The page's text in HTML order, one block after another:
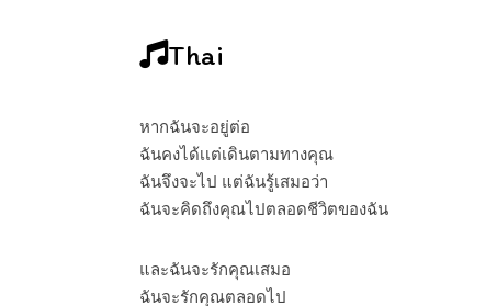
Thai
หากฉันจะอยู่ต่อ
ฉันคงได้เเต่เดินตามทางคุณ
ฉันจึงจะไป แต่ฉันรู้เสมอว่า
ฉันจะคิดถึงคุณไปตลอดชีวิตของฉัน
และฉันจะรักคุณเสมอ
ฉันจะรักคุณตลอดไป